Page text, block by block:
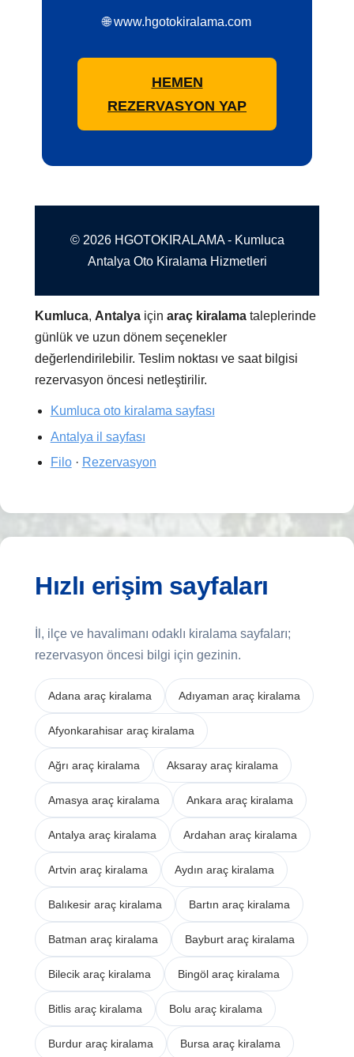
🌐 www.hgotokiralama.com
HEMEN
REZERVASYON YAP
© 2026 HGOTOKIRALAMA - Kumluca
Antalya Oto Kiralama Hizmetleri
Kumluca, Antalya içinaraç kiralama taleplerinde
günlük ve uzun dönem seçenekler
değerlendirilebilir. Teslim noktası ve saat bilgisi
rezervasyon öncesi netleştirilir.
Kumluca oto kiralama sayfası
Antalya il sayfası
Filo· Rezervasyon
Hızlı erişim sayfaları
İl, ilçe ve havalimanı odaklı kiralama sayfaları;
rezervasyon öncesi bilgi için gezinin.
Adana araç kiralama Adıyaman araç kiralama
Afyonkarahisar araç kiralama
Ağrı araç kiralama Aksaray araç kiralama
Amasya araç kiralama Ankara araç kiralama
Antalya araç kiralama Ardahan araç kiralama
Artvin araç kiralama Aydın araç kiralama
Balıkesir araç kiralama Bartın araç kiralama
Batman araç kiralama Bayburt araç kiralama
Bilecik araç kiralama Bingöl araç kiralama
Bitlis araç kiralama Bolu araç kiralama
Burdur araç kiralama Bursa araç kiralama